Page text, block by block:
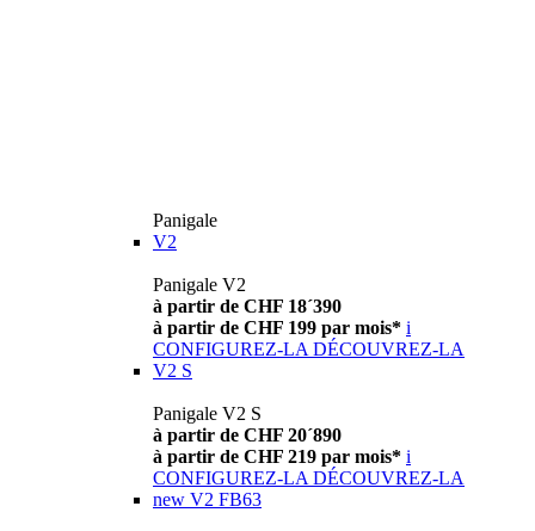
Panigale
V2
Panigale V2
à partir de CHF 18´390
à partir de CHF 199 par mois* i
CONFIGUREZ-LA DÉCOUVREZ-LA
V2 S
Panigale V2 S
à partir de CHF 20´890
à partir de CHF 219 par mois* i
CONFIGUREZ-LA DÉCOUVREZ-LA
new V2 FB63